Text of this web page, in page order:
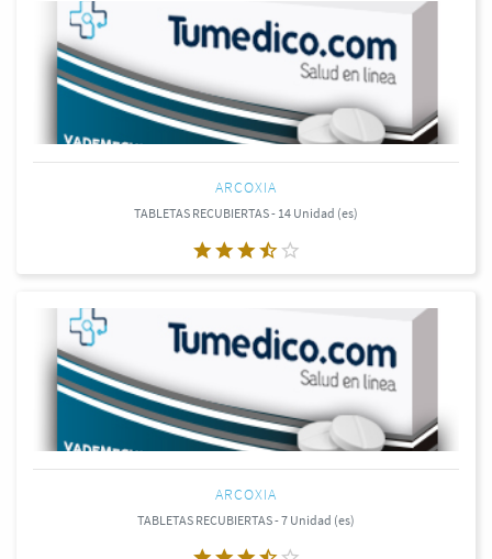
ARCOXIA
TABLETAS RECUBIERTAS - 14 Unidad (es)
ARCOXIA
TABLETAS RECUBIERTAS - 7 Unidad (es)